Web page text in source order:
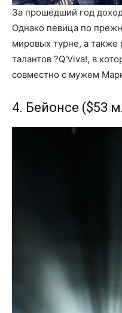
За прошедший год
Однако певица по
мировых турне, а
талантов ?Q'Viva!, в
совместно с мужем
4. Бейонсе ($53